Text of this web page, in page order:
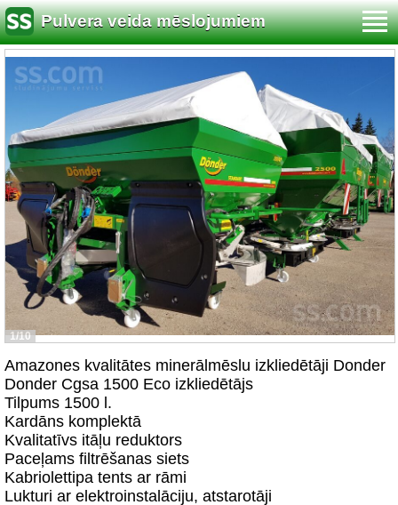
Pulvera veida mēslojumiem
1/10
Amazones kvalitātes minerālmēslu izkliedētāji Donder
Donder Cgsa 1500 Eco izkliedētājs
Tilpums 1500 l.
Kardāns komplektā
Kvalitatīvs itāļu reduktors
Paceļams filtrēšanas siets
Kabriolettipa tents ar rāmi
Lukturi ar elektroinstalāciju, atstarotāji